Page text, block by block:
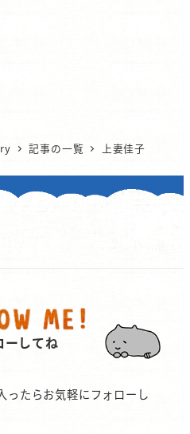
記事の一覧 上妻佳子
ーしてね
ったらお気軽にフォローし